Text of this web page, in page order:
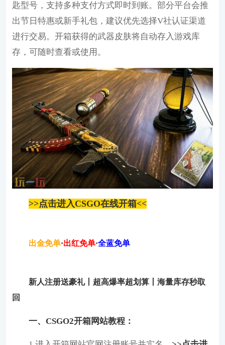
匙型号，支持多种支付方式即时到账。部分平台会推
出节日特惠或新手礼包，建议优先选择V社认证渠道
进行交易。开箱获得的武器皮肤将自动存入游戏库
存，可随时查看或使用。
>>点击进入CSGO在线开箱<<
出金免单·出红免单·全蓝免单
新人注册送豪礼丨超高爆率超划算丨海量库存秒取
回
一、CSGO2开箱网站教程：